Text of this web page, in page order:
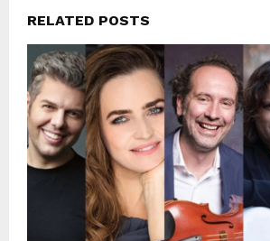
RELATED POSTS